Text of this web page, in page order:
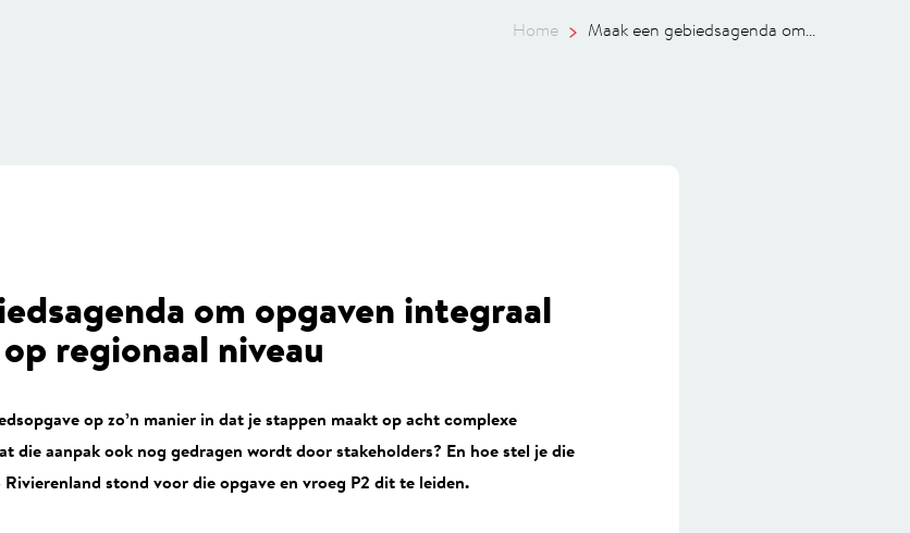
Home Maak een gebiedsagenda om...
om opgaven integraal
regionaal niveau
op zo’n manier in dat je stappen maakt op acht complexe
die aanpak ook nog gedragen wordt door stakeholders? En hoe stel je die
stond voor die opgave en vroeg P2 dit te leiden.